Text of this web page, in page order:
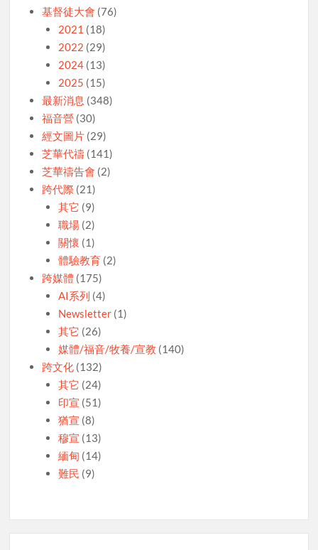
基督徒大會 (76)
2021 (18)
2022 (29)
2024(13)
2025 (15)
最新消息 (348)
福音營 (30)
經文圖片 (29)
芝華代禱 (141)
芝華禱告會 (2)
跨代際 (21)
其它 (9)
職場(2)
關懷 (1)
體驗教育(2)
跨媒體 (175)
AI系列 (4)
Newsletter(1)
其它 (26)
媒體/福音/牧養/宣教 (140)
跨文化 (132)
其它 (24)
印宣 (51)
猶宣 (8)
穆宣 (13)
緬甸 (14)
難民 (9)